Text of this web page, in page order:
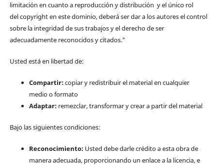
limitación en cuanto a reproducción y distribución y el único rol
del copyright en este dominio, deberá ser dar a los autores el control
sobre la integridad de sus trabajos y el derecho de ser
adecuadamente reconocidos y citados."
Usted está en libertad de:
Compartir:copiar y redistribuir el material en cualquier
medio o formato
Adaptar:remezclar, transformar y crear a partir del material
Bajo las siguientes condiciones:
Reconocimiento:Usted debe darle crédito a esta obra de
manera adecuada, proporcionando un enlace a la licencia, e